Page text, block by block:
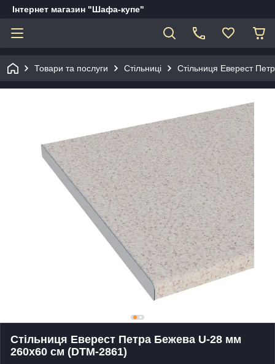
Інтернет магазин "Шафа-купе"
Товари та послуги Стільниці Стільниця Еверест
Стільниця Еверест Петра Бежева U-28 мм
260х60 см (DTM-2861)